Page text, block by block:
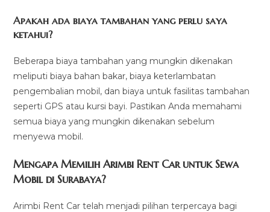
Apakah ada biaya tambahan yang perlu saya
ketahui?
Beberapa biaya tambahan yang mungkin dikenakan
meliputi biaya bahan bakar, biaya keterlambatan
pengembalian mobil, dan biaya untuk fasilitas tambahan
seperti GPS atau kursi bayi. Pastikan Anda memahami
semua biaya yang mungkin dikenakan sebelum
menyewa mobil.
Mengapa Memilih Arimbi Rent Car untuk Sewa
Mobil di Surabaya?
Arimbi Rent Car telah menjadi pilihan terpercaya bagi